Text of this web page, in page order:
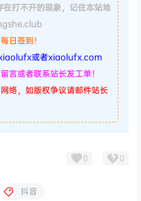
打不开的现象，记住本站地
日签到！
xiaolufx或者xiaolufx.com
言或者联系站长发工单！
络，如版权争议请邮件站长
0 0
抖音